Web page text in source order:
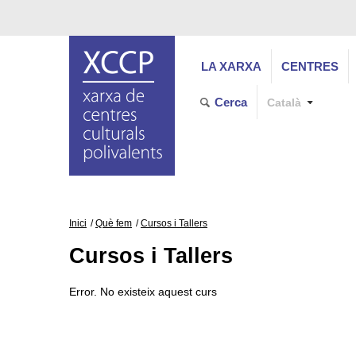
LA XARXA CENTRES
Cerca Català
Inici Què fem Cursos i Tallers
Cursos i Tallers
Error. No existeix aquest curs